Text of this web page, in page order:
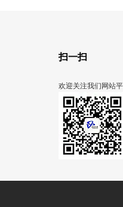
扫一扫
欢迎关注我们网站